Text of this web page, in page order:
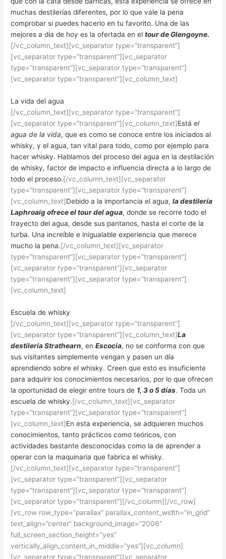
muchas destilerías diferentes, por lo que vale la pena
comprobar si puedes hacerlo en tu favorito. Una de las
mejores a día de hoy es la ofertada en eltour de Glengoyne.
[/vc_column_text][vc_separator type=”transparent”]
[vc_separator type=”transparent”][vc_separator
type=”transparent”][vc_separator type=”transparent”]
[vc_separator type=”transparent”][vc_column_text]
La vida del agua
[/vc_column_text][vc_separator type=”transparent”]
[vc_separator type=”transparent”][vc_column_text]Estáel
agua de la vida, que es como se conoce entre los iniciados al
whisky, y el agua, tan vital para todo, como por ejemplo para
hacer whisky. Hablamos del proceso del agua en la destilación
de whisky, factor de impacto e influencia directa a lo largo de
todo el proceso.[/vc_column_text][vc_separator
type=”transparent”][vc_separator type=”transparent”]
[vc_column_text]Debido a la importancia el agua,la destilería
Laphroaig ofrece el tour del agua, donde se recorre todo el
trayecto del agua, desde sus pantanos, hasta el corte de la
turba. Una increíble e inigualable experiencia que merece
mucho la pena.[/vc_column_text][vc_separator
type=”transparent”][vc_separator type=”transparent”]
[vc_separator type=”transparent”][vc_separator
type=”transparent”][vc_separator type=”transparent”]
[vc_column_text]
Escuela de whisky
[/vc_column_text][vc_separator type=”transparent”]
[vc_separator type=”transparent”][vc_column_text]La
destilería Strathearn, enEscocia, no se conforma con que
sus visitantes simplemente vengan y pasen un día
aprendiendo sobre el whisky. Creen que esto es insuficiente
para adquirir los conocimientos necesarios, por lo que ofrecen
la oportunidad de elegir entre tours de 1, 3 o 5 días. Toda un
escuela de whisky.[/vc_column_text][vc_separator
type=”transparent”][vc_separator type=”transparent”]
[vc_column_text]En esta experiencia, se adquieren muchos
conocimientos, tanto prácticos como teóricos, con
actividades bastante desconocidas como la de aprender a
operar con la maquinaria que fabrica el whisky.
[/vc_column_text][vc_separator type=”transparent”]
[vc_separator type=”transparent”][vc_separator
type=”transparent”][vc_separator type=”transparent”]
[vc_separator type=”transparent”][/vc_column][/vc_row]
[vc_row row_type=”parallax” parallax_content_width=”in_grid”
text_align=”center” background_image=”2006″
full_screen_section_height=”yes”
vertically_align_content_in_middle=”yes”][vc_column]
[vc_separator type=”transparent”][vc_separator